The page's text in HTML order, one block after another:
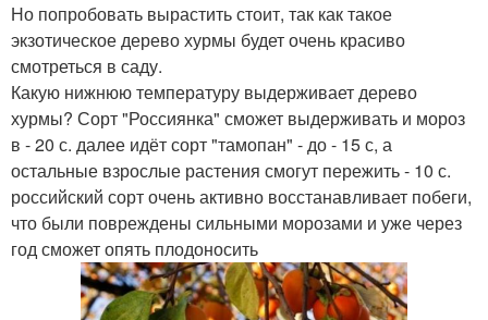
Но попробовать вырастить стоит, так как такое
экзотическое дерево хурмы будет очень красиво
смотреться в саду.
Какую нижнюю температуру выдерживает дерево
хурмы? Сорт "Россиянка" сможет выдерживать и мороз
в - 20 с. далее идёт сорт "тамопан" - до - 15 с, а
остальные взрослые растения смогут пережить - 10 с.
российский сорт очень активно восстанавливает побеги,
что были повреждены сильными морозами и уже через
год сможет опять плодоносить